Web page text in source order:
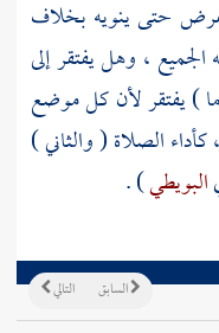
حتى ينويه بخلاف
، وهل يفتقر إلى
) يفتقر لأن كل موضع
كأداء الصلاة ( والثاني )
البويطي) .
التالي السابق